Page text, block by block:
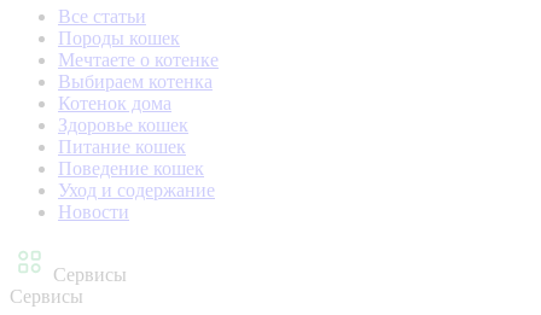
Все статьи
Породы кошек
Мечтаете о котенке
Выбираем котенка
Котенок дома
Здоровье кошек
Питание кошек
Поведение кошек
Уход и содержание
Новости
Сервисы
Сервисы